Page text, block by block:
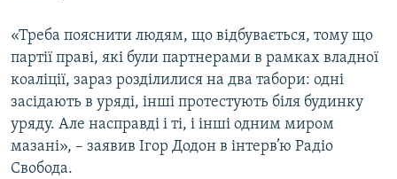
«Треба пояснити людям, що відбувається, тому що
партії праві, які були партнерами в рамках владної
коаліції, зараз розділилися на два табори: одні
засідають в уряді, інші протестують біля будинку
уряду. Але насправді і ті, і інші одним миром
мазані», – заявив Ігор Додон в інтерв’ю Радіо
Свобода.